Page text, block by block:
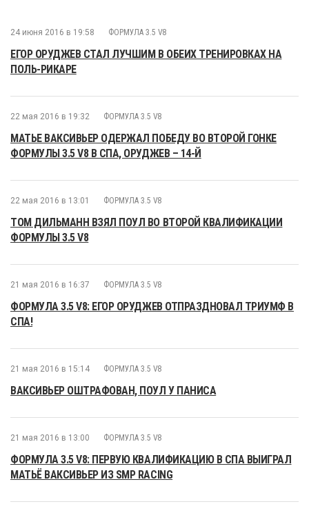
24 июня 2016 в 19:58 ФОРМУЛА 3.5 V8
ЕГОР ОРУДЖЕВ СТАЛ ЛУЧШИМ В ОБЕИХ ТРЕНИРОВКАХ НА
ПОЛЬ-РИКАРЕ
22 мая 2016 в 19:32 ФОРМУЛА 3.5 V8
МАТЬЕ ВАКСИВЬЕР ОДЕРЖАЛ ПОБЕДУ ВО ВТОРОЙ ГОНКЕ
ФОРМУЛЫ 3.5 V8 В СПА, ОРУДЖЕВ – 14-Й
22 мая 2016 в 13:01 ФОРМУЛА 3.5 V8
ТОМ ДИЛЬМАНН ВЗЯЛ ПОУЛ ВО ВТОРОЙ КВАЛИФИКАЦИИ
ФОРМУЛЫ 3.5 V8
21 мая 2016 в 16:37 ФОРМУЛА 3.5 V8
ФОРМУЛА 3.5 V8: ЕГОР ОРУДЖЕВ ОТПРАЗДНОВАЛ ТРИУМФ В
СПА!
21 мая 2016 в 15:14 ФОРМУЛА 3.5 V8
ВАКСИВЬЕР ОШТРАФОВАН, ПОУЛ У ПАНИСА
21 мая 2016 в 13:00 ФОРМУЛА 3.5 V8
ФОРМУЛА 3.5 V8: ПЕРВУЮ КВАЛИФИКАЦИЮ В СПА ВЫИГРАЛ
МАТЬЁ ВАКСИВЬЕР ИЗ SMP RACING